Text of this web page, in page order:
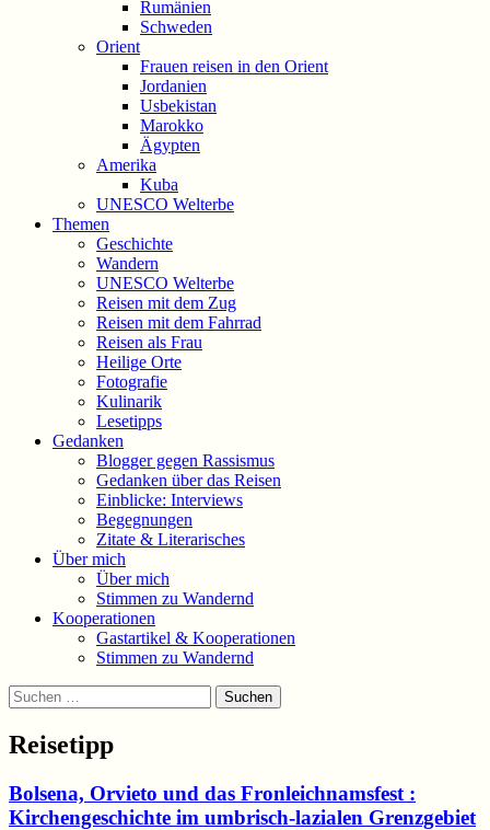
Rumänien
Schweden
Orient
Frauen reisen in den Orient
Jordanien
Usbekistan
Marokko
Ägypten
Amerika
Kuba
UNESCO Welterbe
Themen
Geschichte
Wandern
UNESCO Welterbe
Reisen mit dem Zug
Reisen mit dem Fahrrad
Reisen als Frau
Heilige Orte
Fotografie
Kulinarik
Lesetipps
Gedanken
Blogger gegen Rassismus
Gedanken über das Reisen
Einblicke: Interviews
Begegnungen
Zitate & Literarisches
Über mich
Über mich
Stimmen zu Wandernd
Kooperationen
Gastartikel & Kooperationen
Stimmen zu Wandernd
Suchen
Suchen
nach:
Reisetipp
Bolsena, Orvieto und das Fronleichnamsfest :
Kirchengeschichte im umbrisch-lazialen Grenzgebiet